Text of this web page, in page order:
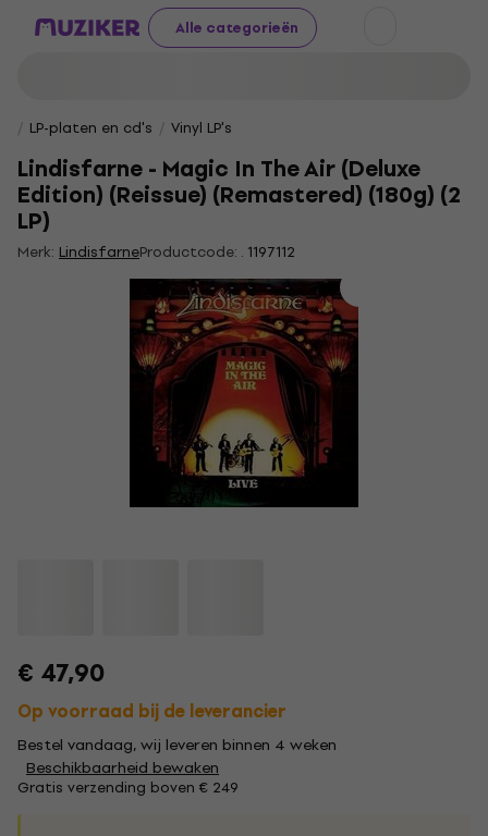
Alle categorieën
LP-platen en cd's Vinyl LP's
Lindisfarne - Magic In The Air (Deluxe
Edition) (Reissue) (Remastered) (180g) (2
LP)
Merk: LindisfarneProductcode: . 1197112
€ 47,90
Op voorraad bij de leverancier
Bestel vandaag, wij leveren binnen 4 weken
Beschikbaarheid bewaken
Gratis verzending boven € 249